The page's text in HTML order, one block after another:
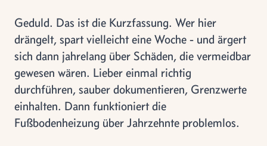
Geduld. Das ist die Kurzfassung. Wer hier
drängelt, spart vielleicht eine Woche - und ärgert
sich dann jahrelang über Schäden, die vermeidbar
gewesen wären. Lieber einmal richtig
durchführen, sauber dokumentieren, Grenzwerte
einhalten. Dann funktioniert die
Fußbodenheizung über Jahrzehnte problemlos.